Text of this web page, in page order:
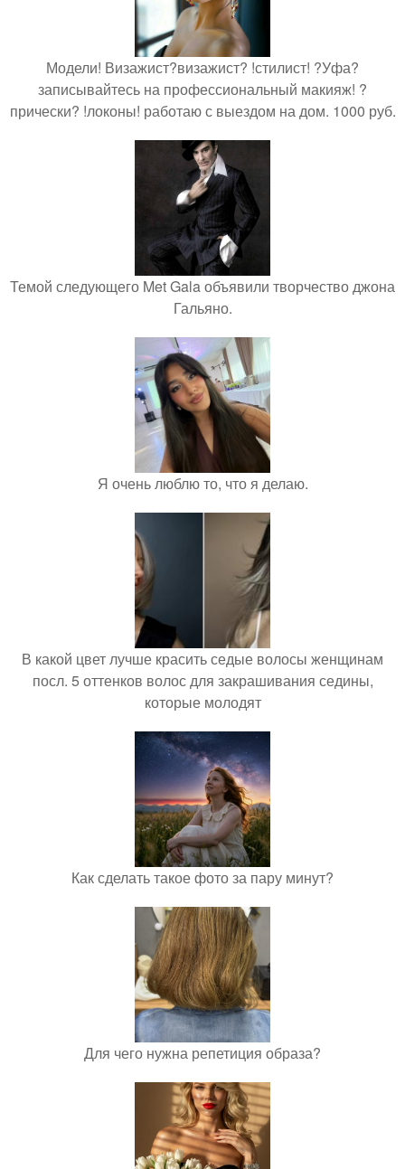
Модели! Визажист?визажист? !стилист! ?Уфа?
записывайтесь на профессиональный макияж! ?
прически? !локоны! работаю с выездом на дом. 1000 руб.
Темой следующего Met Gala объявили творчество джона
Гальяно.
Я очень люблю то, что я делаю.
В какой цвет лучше красить седые волосы женщинам
посл. 5 оттенков волос для закрашивания седины,
которые молодят
Как сделать такое фото за пару минут?
Для чего нужна репетиция образа?